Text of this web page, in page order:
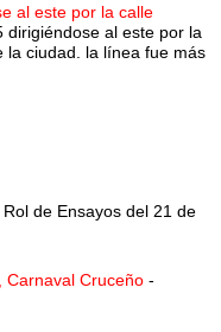
al este por la calle
dirigiéndose al este por la
la ciudad. la línea fue más
de Ensayos del 21 de
Carnaval Cruceño -